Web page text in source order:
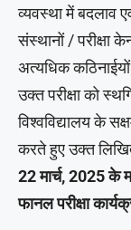
व्यवस्था में बदलाव
संस्थानों / परीक्षा
अत्यधिक कठिनाईयों
उक्त परीक्षा को
विश्वविद्यालय के
करते हुए उक्त
22 मार्च, 2025 के
फानल परीक्षा